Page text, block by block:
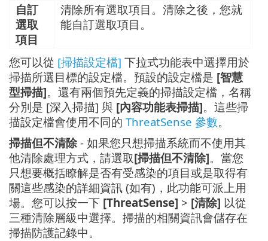
自訂
選取
項目
清除所有選取項目。清除之後，您就
能自訂選取項目。
您可以從 [掃描設定檔] 下拉式功能表中選擇用於
掃描所選目標的設定檔。預設的設定檔是 [智慧
型掃描]。還有兩個預先定義的掃描設定檔，名稱
分別是 [深入掃描] 與 [內容功能表掃描]。這些掃
描設定檔會使用不同的 ThreatSense 參數。
掃描但不清除 - 如果您只想掃描系統而不使用其
他清除處理方式，請選取[掃描但不清除]。當您
只想要概括瞭解是否有受感染的項目或是取得有
關這些感染的詳細資訊 (如有)，此功能可派上用
場。您可以按一下 [ThreatSense] > [清除] 以從
三種清除層級中選擇。掃描的相關資訊會儲存在
掃描防護記錄中。